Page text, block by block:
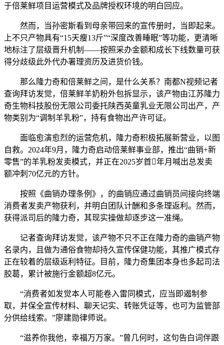
于倍莱鲜项目运营模式及品牌授权环境的明白回应。
然而，当孙密斯看到母亲带回来的宣传册时，当即起来。
上不只产物具有“15天瘦13斤”“深度改善睡眠”等功能，更清晰
地标注了层级晋升机制——按照采办金额和成长下线数量可获
得分歧级此外代办署理资历及进货价钱。
那么隆力奇和倍莱鲜之间，是什么关系？南都N视频记者
查询拜访发觉，倍莱鲜羊奶粉外包拆显示，该产物由江苏隆力
奇生物科技股份无限公司委托陕西英童乳业无限公司出产，产
物类别为“调制羊乳粉”，持有食物出产许可证。
面临愈演愈烈的运营危机，隆力奇积极拓展新营业，以图
自救。2024年9月，隆力奇启动倍莱鲜事业部，推出“曲销+新
零售”的羊乳粉发卖模式，并正在2025岁首年月喊出总发卖
额冲刺70亿元的方针。
按照《曲销办理条例》，的曲销应通过曲销员间接向终端
消费者发卖产物获利，并明白团队计酬和多条理返利。然而，
获得派司后的隆力奇，其现实操做却逐步这一准绳。
记者查询拜访发觉，该产物不只不正在隆力奇的曲销产物
名录内，且做为通俗食物却持久宣传保健功能，其推广模式存
正在较着的层级返利特征。目前，隆力奇集团本身也多起司法
胶葛，累计被施行金额超8亿元。
“消费者如发觉本人可能卷入雷同模式，应当即遏制参
取，并保全宣传材料、聊天记实、转账凭证等，也可为监管部
分供给线索。”廖建勋律师说。
“滋养你我他，幸福万万家。”曾几何时，这句告白词伴跟